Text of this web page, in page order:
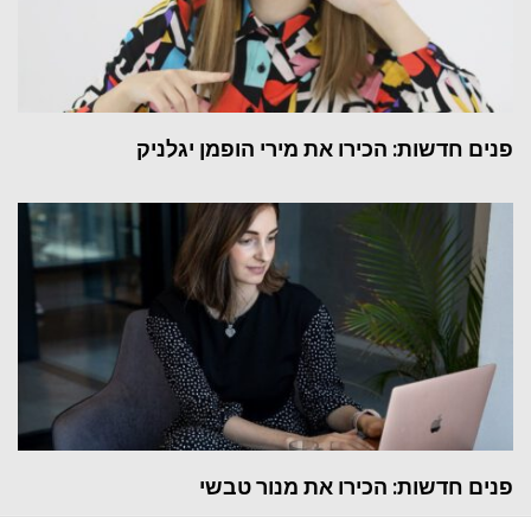
פנים חדשות: הכירו את מירי הופמן יגלניק
פנים חדשות: הכירו את מנור טבשי